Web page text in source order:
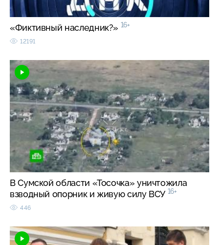
«Фиктивный наследник?» 16+
12191
В Сумской области «Тосочка» уничтожила
взводный опорник и живую силу ВСУ 16+
446